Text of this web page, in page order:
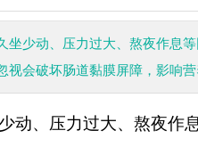
坐少动、压力过大、熬夜作息
视会破坏肠道黏膜屏障，影响
动、压力过大、熬夜作